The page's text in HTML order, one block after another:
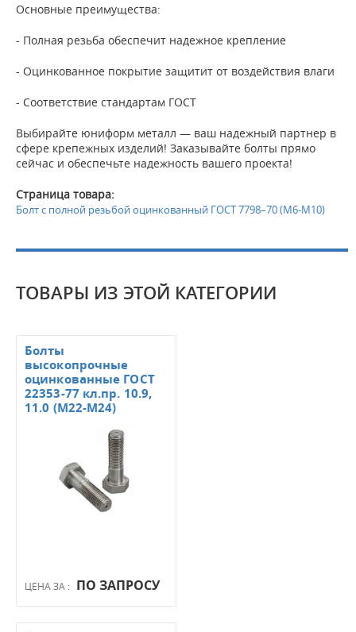
Основные преимущества:
- Полная резьба обеспечит надежное крепление
- Оцинкованное покрытие защитит от воздействия влаги
- Соответствие стандартам ГОСТ
Выбирайте юниформ металл — ваш надежный партнер в
сфере крепежных изделий! Заказывайте болты прямо
сейчас и обеспечьте надежность вашего проекта!
Страница товара:
Болт с полной резьбой оцинкованный ГОСТ 7798–70 (М6-М10)
ТОВАРЫ ИЗ ЭТОЙ КАТЕГОРИИ
ЦЕНА ЗА : ПО ЗАПРОСУ
Болты
высокопрочные
оцинкованные ГОСТ
22353-77 кл.пр. 10.9,
11.0 (М22-М24)